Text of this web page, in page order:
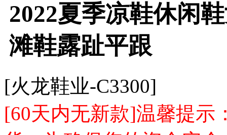
2022夏季凉鞋休闲
滩鞋露趾平跟
[火龙鞋业-C3300]
[60天内无新款]温馨提示